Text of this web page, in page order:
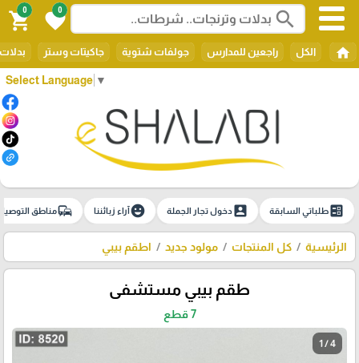
Select Language ▼
search
0
favorite
0
shopping_cart
home الكل راجعين للمدارس جولفات شتوية جاكيتات وستر
ballotطلباتي السابقة account_boxدخول تجار الجملة emoji_emotionsآراء زبائننا commuteمناطق
الرئيسية كل المنتجات مولود جديد اطقم بيبي
طقم بيبي مستشفى
7 قطع
1 / 4